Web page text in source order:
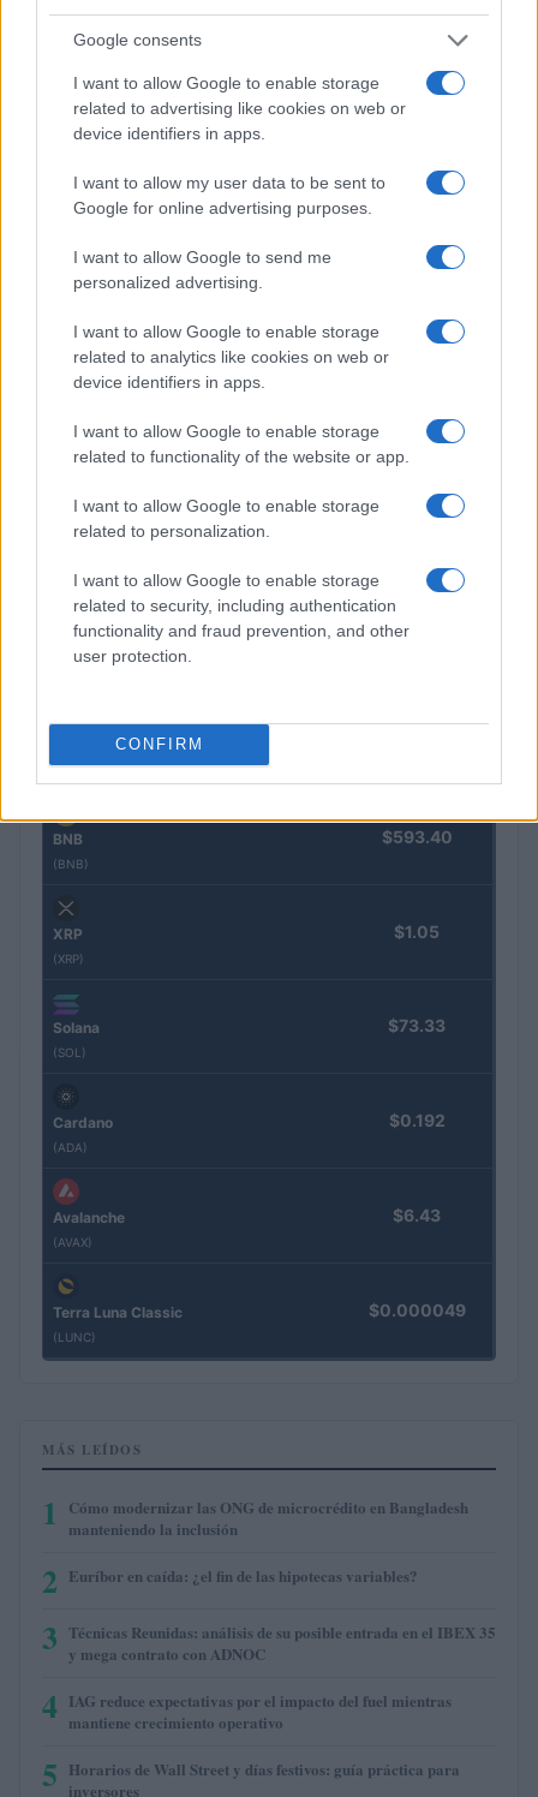
Google consents
I want to allow Google to enable storage
related to advertising like cookies on web or
device identifiers in apps.
I want to allow my user data to be sent to
Google for online advertising purposes.
I want to allow Google to send me
personalized advertising.
I want to allow Google to enable storage
related to analytics like cookies on web or
device identifiers in apps.
I want to allow Google to enable storage
related to functionality of the website or app.
I want to allow Google to enable storage
related to personalization.
I want to allow Google to enable storage
related to security, including authentication
functionality and fraud prevention, and other
user protection.
CONFIRM
Guía completa sobre tarjetas cripto: fees, cashback y seguridad
Diego Martín · 5 Ago 2026
COTIZACIONES CRYPTO
Nombre Precio
Bitcoin
Ethereum
(ETH)
BNB
(BNB)
$593.40
XRP
(XRP)
$1.05
Solana
(SOL)
$73.33
Cardano
(ADA)
$0.192
Avalanche
(AVAX)
$6.43
Terra Luna Classic
(LUNC)
$0.000049
MÁS LEÍDOS
1
Cómo modernizar las ONG de microcrédito en Bangladesh
manteniendo la inclusión
2 Euríbor en caída: ¿el fin de las hipotecas variables?
3 Técnicas Reunidas: análisis de su posible entrada en el IBEX 35
y mega contrato con ADNOC
4 IAG reduce expectativas por el impacto del fuel mientras
mantiene crecimiento operativo
5 Horarios de Wall Street y días festivos: guía práctica para
inversores